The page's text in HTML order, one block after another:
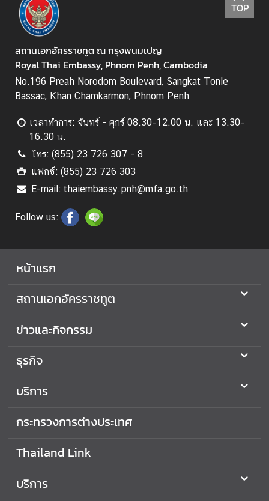
TOP
สถานเอกอัครราชทูต ณ กรุงพนมเปญ
Royal Thai Embassy, Phnom Penh, Cambodia
No.196 Preah Norodom Boulevard, Sangkat Tonle
Bassac, Khan Chamkarmon, Phnom Penh
เวลาทำการ: จันทร์ - ศุกร์ 08.30–12.00 น. และ 13.30–
16.30 น.
โทร: (855) 23 726 307 - 8
แฟกซ์: (855) 23 726 303
E-mail: thaiembassy.pnh@mfa.go.th
Follow us:
หน้าแรก
สถานเอกอัครราชทูต
ข่าวและกิจกรรม
ธุรกิจ
บริการ
กระทรวงการต่างประเทศ
Thailand Link
บริการ